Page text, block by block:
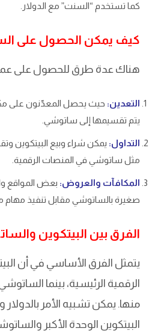
كما تستخدم “السنت” مع الدولار.
كيف يمكن الحصول على
هناك عدة طرق للحصول على
التعدين: حيث يحصل المعدّنون على
يتم تقسيمها إلى ساتوشي.
التداول: يمكن شراء وبيع البيتكوين
مثل ساتوشي في المنصات الرقمية.
المكافآت والعروض: بعض المواقع
صغيرة بالساتوشي مقابل تنفيذ مهام
الفرق بين البيتكوين
يتمثل الفرق الأساسي في أن
الرقمية الرئيسية، بينما
منها. يمكن تشبيه الأمر
البيتكوين الوحدة الأكبر